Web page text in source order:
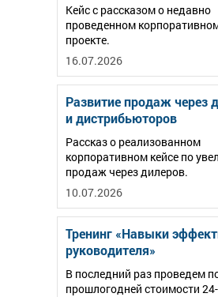
Кейс с рассказом о недавно
проведенном
проекте.
16.07.2026
Развитие продаж через
и дистрибьюторов
Рассказ о реализованном
корпоративном кейсе по
продаж через дилеров.
10.07.2026
Тренинг «Навыки
руководителя»
В последний раз проведем
прошлогодней стоимости